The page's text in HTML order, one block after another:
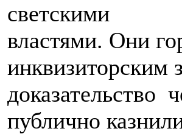
светскими
властями. Они
инквизиторским
доказательство
публично